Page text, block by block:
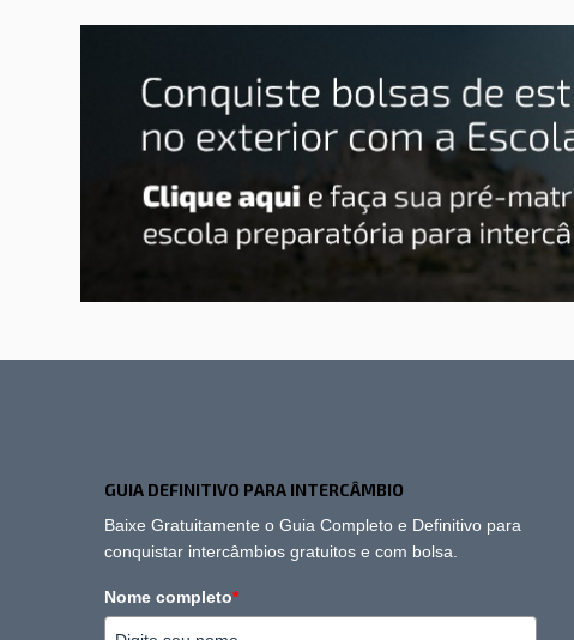
GUIA DEFINITIVO PARA INTERCÂMBIO
Baixe Gratuitamente o Guia Completo e Definitivo para
conquistar intercâmbios gratuitos e com bolsa.
Nome completo*